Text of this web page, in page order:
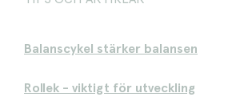
Balanscykel stärker balansen
Rollek - viktigt för utveckling